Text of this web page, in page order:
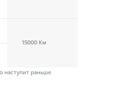
15000 Км
наступит раньше